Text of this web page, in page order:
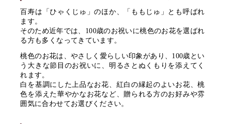
百寿は「ひゃくじゅ」のほか、「ももじゅ」とも呼ばれ
ます。
そのため近年では、100歳のお祝いに桃色のお花を選ばれ
る方も多くなってきています。
桃色のお花は、やさしく愛らしい印象があり、100歳とい
う大きな節目のお祝いに、明るさとぬくもりを添えてく
れます。
白を基調にした上品なお花、紅白の縁起のよいお花、桃
色を添えた華やかなお花など、贈られる方のお好みや雰
囲気に合わせてお選びください。